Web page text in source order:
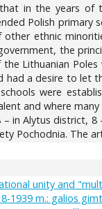
in the years of
Polish primary
other ethnic
the
Lithuanian
had a desire to let
were
and where
in Alytus district,
Pochodnia. The
unity and
1939 m.: galios